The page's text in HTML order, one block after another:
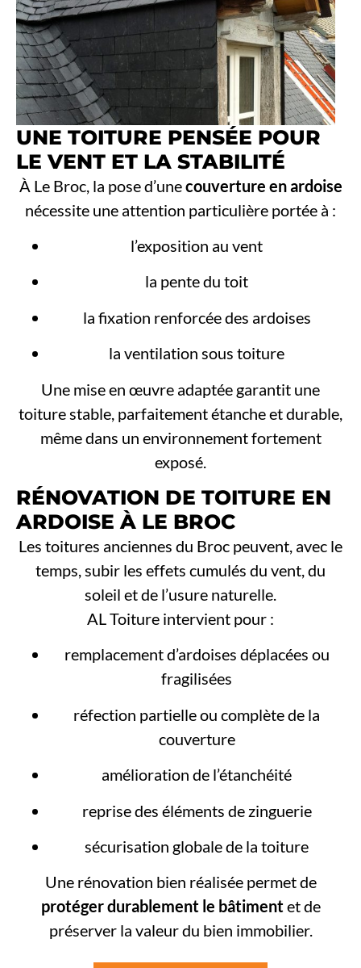
UNE TOITURE PENSÉE POUR
LE VENT ET LA STABILITÉ
À Le Broc, la pose d’unecouverture en ardoise
nécessite une attention particulière portée à :
l’exposition au vent
la pente du toit
la fixation renforcée des ardoises
la ventilation sous toiture
Une mise en œuvre adaptée garantit une
toiture stable, parfaitement étanche et durable,
même dans un environnement fortement
exposé.
RÉNOVATION DE TOITURE EN
ARDOISE À LE BROC
Les toitures anciennes du Broc peuvent, avec le
temps, subir les effets cumulés du vent, du
soleil et de l’usure naturelle.
AL Toiture intervient pour :
remplacement d’ardoises déplacées ou
fragilisées
réfection partielle ou complète de la
couverture
amélioration de l’étanchéité
reprise des éléments de zinguerie
sécurisation globale de la toiture
Une rénovation bien réalisée permet de
protéger durablement le bâtimentet de
préserver la valeur du bien immobilier.